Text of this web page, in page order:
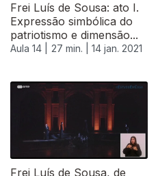
Frei Luís de Sousa: ato I.
Expressão simbólica do
patriotismo e dimensão...
Aula 14 | 27 min. | 14 jan. 2021
Frei Luís de Sousa, de